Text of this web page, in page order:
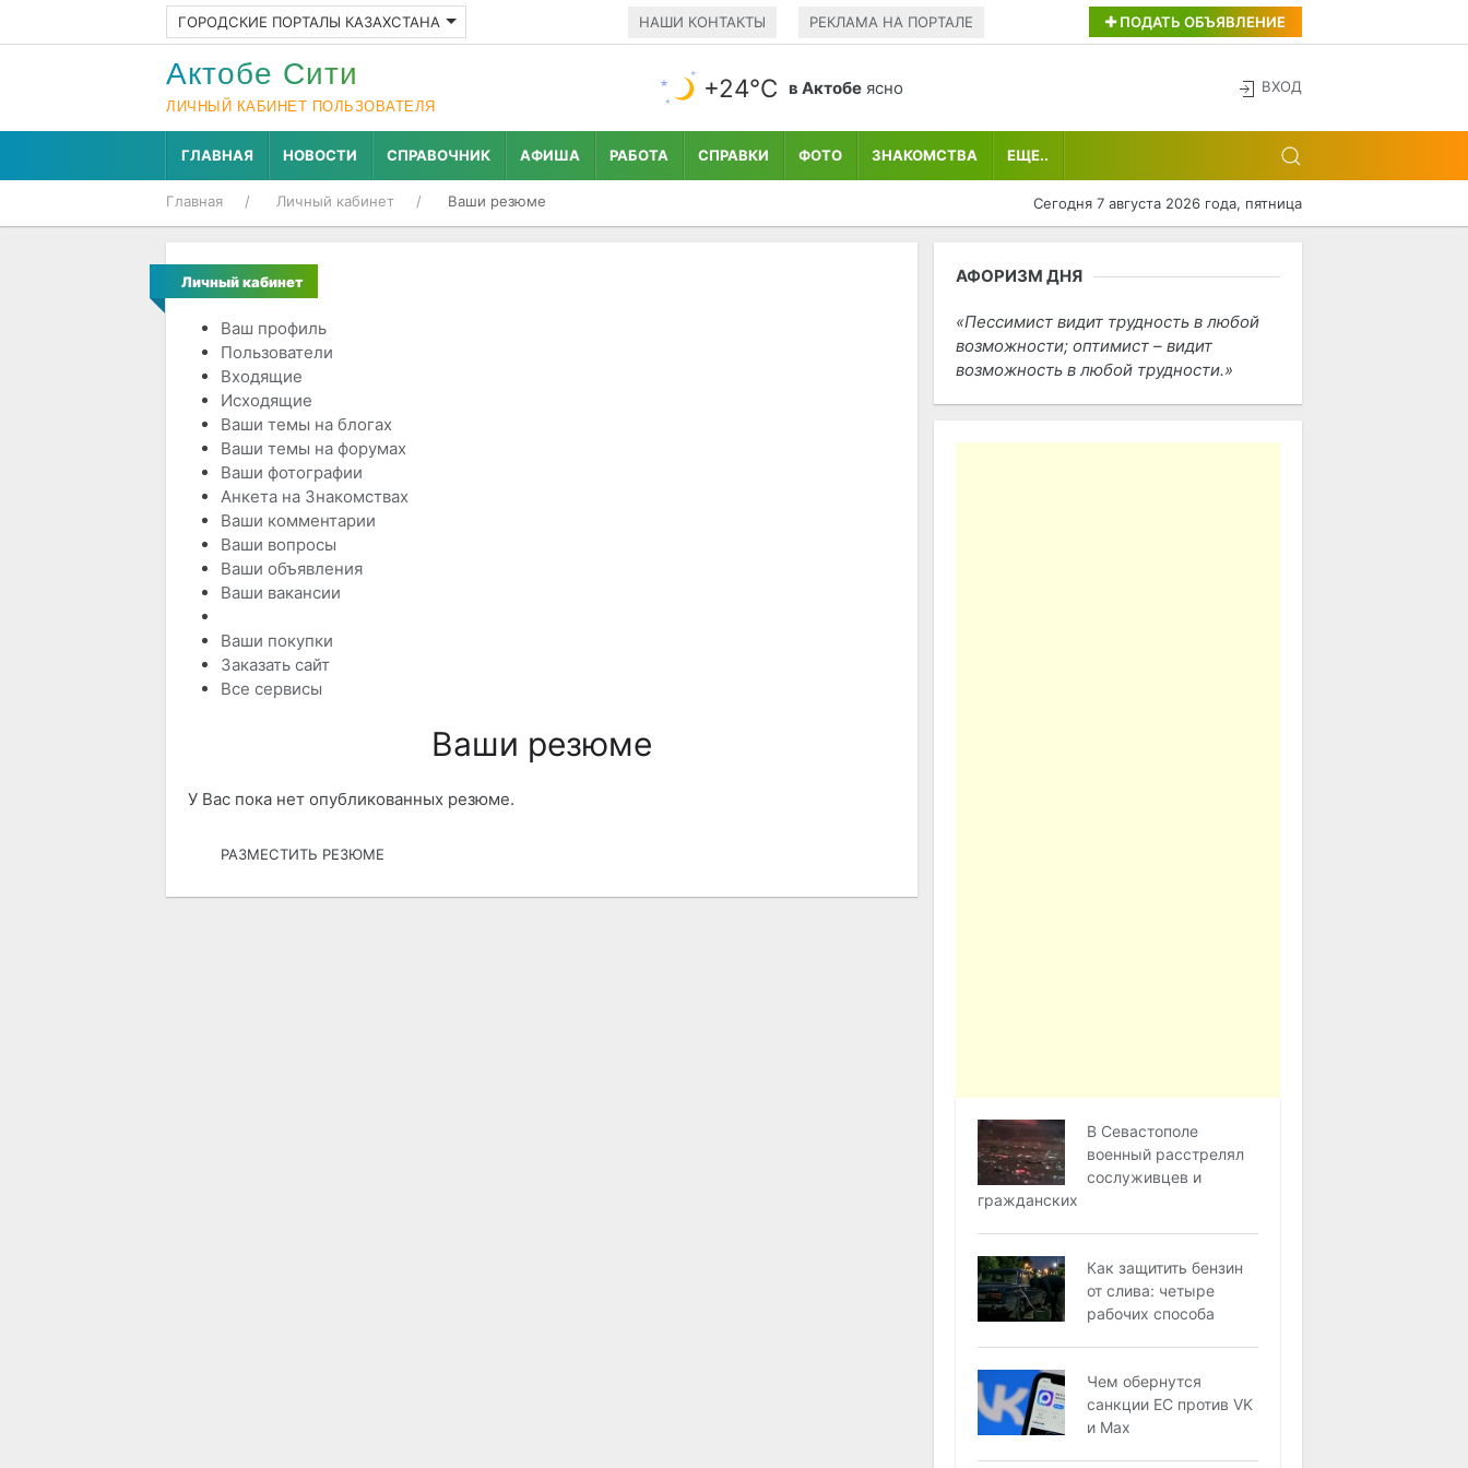
ГОРОДСКИЕ ПОРТАЛЫ КАЗАХСТАНА НАШИ КОНТАКТЫ РЕКЛАМА НА ПОРТАЛЕ ПОДАТЬ ОБЪЯВЛЕНИЕ
Актобе Cити
ЛИЧНЫЙ КАБИНЕТ ПОЛЬЗОВАТЕЛЯ
+24°С в Актобе ясно ВХОД
ГЛАВНАЯ НОВОСТИ СПРАВОЧНИК АФИША РАБОТА СПРАВКИ ФОТО ЗНАКОМСТВА ЕЩЕ..
Главная Личный кабинет Ваши резюме Сегодня 7 августа 2026 года, пятница
Личный кабинет
Ваш профиль
Пользователи
Входящие
Исходящие
Ваши темы на блогах
Ваши темы на форумах
Ваши фотографии
Анкета на Знакомствах
Ваши комментарии
Ваши вопросы
Ваши объявления
Ваши вакансии
Ваши покупки
Заказать сайт
Все сервисы
Ваши резюме
У Вас пока нет опубликованных резюме.
РАЗМЕСТИТЬ РЕЗЮМЕ
АФОРИЗМ ДНЯ
Пессимист видит трудность в любой
возможности; оптимист – видит
возможность в любой трудности.
В Севастополе
военный расстрелял
сослуживцев и
гражданских
Как защитить бензин
от слива: четыре
рабочих способа
Чем обернутся
санкции ЕС против VK
и Max